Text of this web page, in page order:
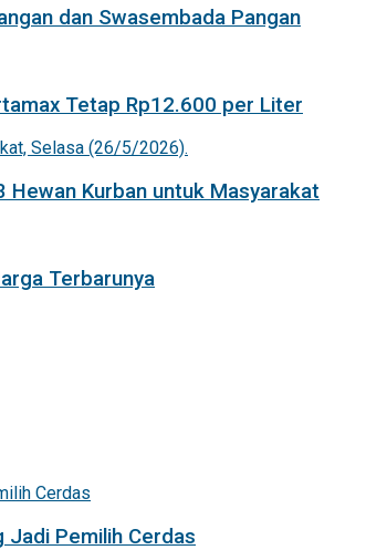
dan Swasembada Pangan
Tetap Rp12.600 per Liter
Hewan Kurban untuk Masyarakat
Terbarunya
Jadi Pemilih Cerdas